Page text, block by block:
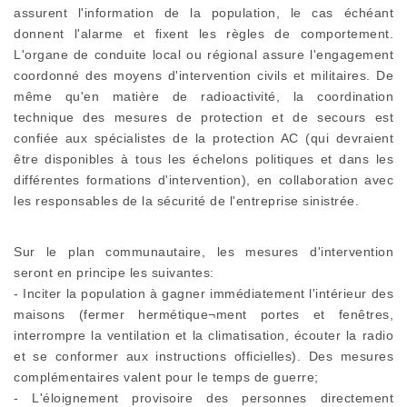
assurent l'information de la population, le cas échéant
donnent l'alarme et fixent les règles de comportement.
L'organe de conduite local ou régional assure l'engagement
coordonné des moyens d'intervention civils et militaires. De
même qu'en matière de radioactivité, la coordination
technique des mesures de protection et de secours est
confiée aux spécialistes de la protection AC (qui devraient
être disponibles à tous les échelons politiques et dans les
différentes formations d'intervention), en collaboration avec
les responsables de la sécurité de l'entreprise sinistrée.
Sur le plan communautaire, les mesures d'intervention
seront en principe les suivantes:
- Inciter la population à gagner immédiatement l'intérieur des
maisons (fermer hermétique¬ment portes et fenêtres,
interrompre la ventilation et la climatisation, écouter la radio
et se conformer aux instructions officielles). Des mesures
complémentaires valent pour le temps de guerre;
- L'éloignement provisoire des personnes directement